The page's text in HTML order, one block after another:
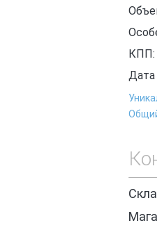
КПП:
Дата